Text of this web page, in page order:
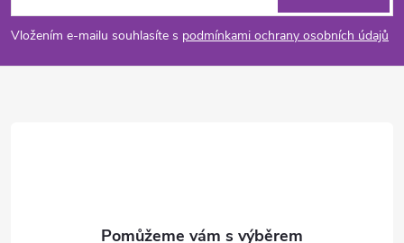
p
a
Vložením e-mailu souhlasíte s podmínkami ochrany osobních údajů